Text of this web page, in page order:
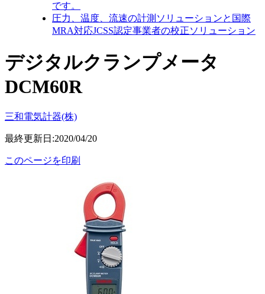
です。
圧力、温度、流速の計測ソリューションと国際
MRA対応JCSS認定事業者の校正ソリューション
デジタルクランプメータ
DCM60R
三和電気計器(株)
最終更新日:2020/04/20
このページを印刷